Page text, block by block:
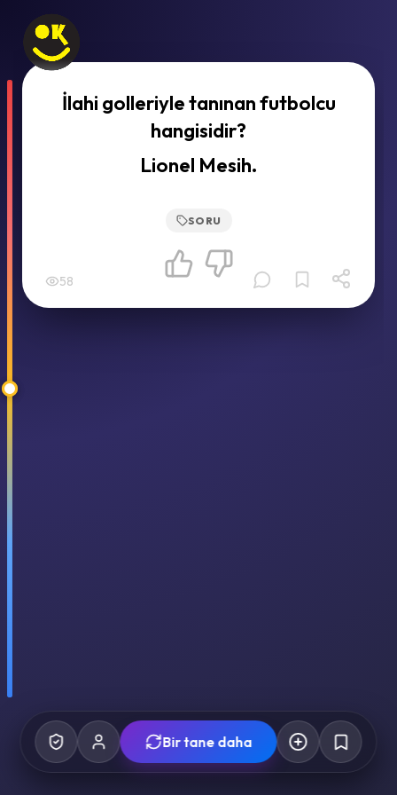
İlahi golleriyle tanınan futbolcu
hangisidir?
Lionel Mesih.
SORU
58
Bir tane daha